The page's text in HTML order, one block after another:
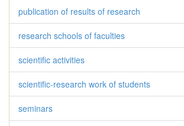
publication of results of research
research schools of faculties
scientific activities
scientific-research work of students
seminars